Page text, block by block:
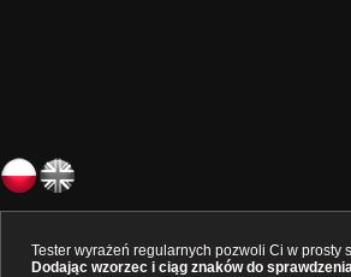
Tester wyrażeń regularnych pozwoli Ci w prosty
Dodając wzorzec i ciąg znaków do